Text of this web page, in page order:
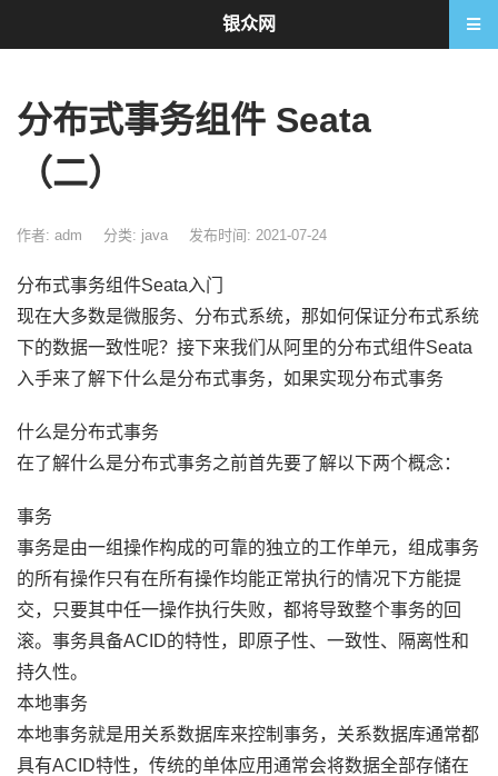
分布式事务组件 Seata
（二）
作者: adm 分类: java 发布时间: 2021-07-24
分布式事务组件Seata入门
现在大多数是微服务、分布式系统，那如何保证分布式系统
下的数据一致性呢？接下来我们从阿里的分布式组件Seata
入手来了解下什么是分布式事务，如果实现分布式事务
什么是分布式事务
在了解什么是分布式事务之前首先要了解以下两个概念：
事务
事务是由一组操作构成的可靠的独立的工作单元，组成事务
的所有操作只有在所有操作均能正常执行的情况下方能提
交，只要其中任一操作执行失败，都将导致整个事务的回
滚。事务具备ACID的特性，即原子性、一致性、隔离性和
持久性。
本地事务
本地事务就是用关系数据库来控制事务，关系数据库通常都
具有ACID特性，传统的单体应用通常会将数据全部存储在
银众网